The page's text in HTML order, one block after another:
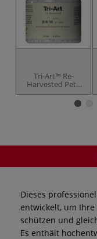
Tri-Art™ Re-
Harvested Pete
Plastic
Acrylmedium
Dieses
entwickelt, um
schützen und
Es enthält